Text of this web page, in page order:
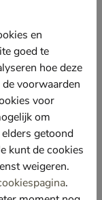
schoen.
effect wat
elastische
bieden
draaggevoel
betere grip
en
goed te
hoe deze
voorwaarden
voor
om
getoond
kunt de cookies
weigeren.
.